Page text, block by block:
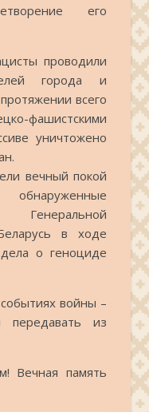
его
проводили
города и
всего
фашистскими
уничтожено
вечный покой
Генеральной
в ходе
дела о геноциде
войны –
из
Вечная память